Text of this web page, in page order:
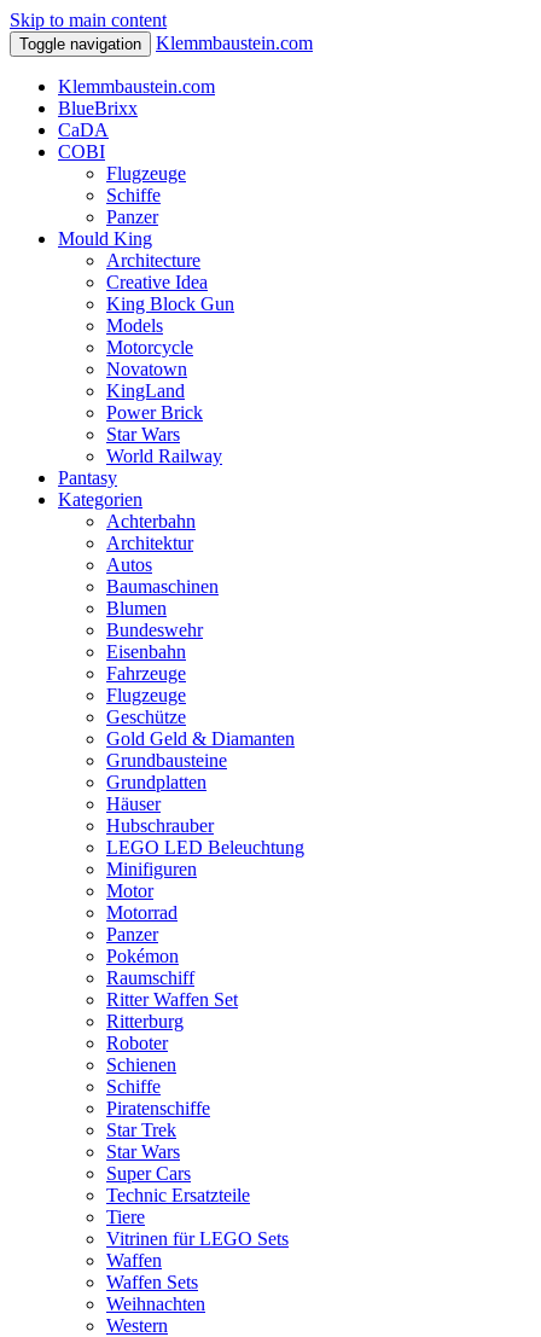
Skip to main content
Toggle navigation Klemmbaustein.com
Klemmbaustein.com
BlueBrixx
CaDA
COBI
Flugzeuge
Schiffe
Panzer
Mould King
Architecture
Creative Idea
King Block Gun
Models
Motorcycle
Novatown
KingLand
Power Brick
Star Wars
World Railway
Pantasy
Kategorien
Achterbahn
Architektur
Autos
Baumaschinen
Blumen
Bundeswehr
Eisenbahn
Fahrzeuge
Flugzeuge
Geschütze
Gold Geld & Diamanten
Grundbausteine
Grundplatten
Häuser
Hubschrauber
LEGO LED Beleuchtung
Minifiguren
Motor
Motorrad
Panzer
Pokémon
Raumschiff
Ritter Waffen Set
Ritterburg
Roboter
Schienen
Schiffe
Piratenschiffe
Star Trek
Star Wars
Super Cars
Technic Ersatzteile
Tiere
Vitrinen für LEGO Sets
Waffen
Waffen Sets
Weihnachten
Western